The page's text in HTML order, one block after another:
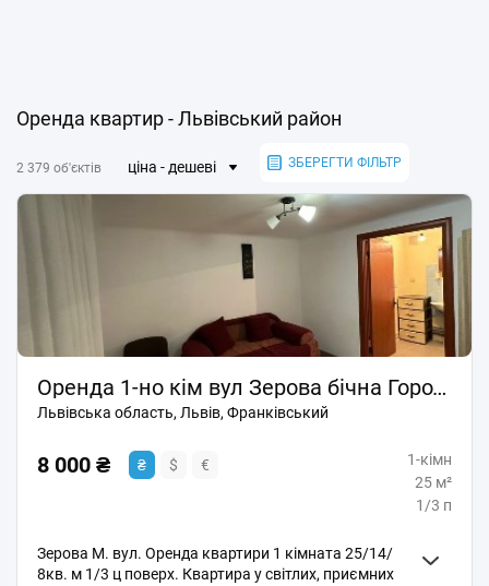
Оренда квартир - Львівський район
2 379 об'єктів ціна - дешеві ЗБЕРЕГТИ ФІЛЬТР
Оренда 1-но кім вул Зерова бічна Городоцка район Скрині
Львівська область, Львів, Франківський
8 000 ₴ ₴ $ €
1-кімн
25 м²
1/3 п
Зерова М. вул. Оренда квартири 1 кімната 25/14/
8кв. м 1/3 ц поверх. Квартира у світлих, приємних